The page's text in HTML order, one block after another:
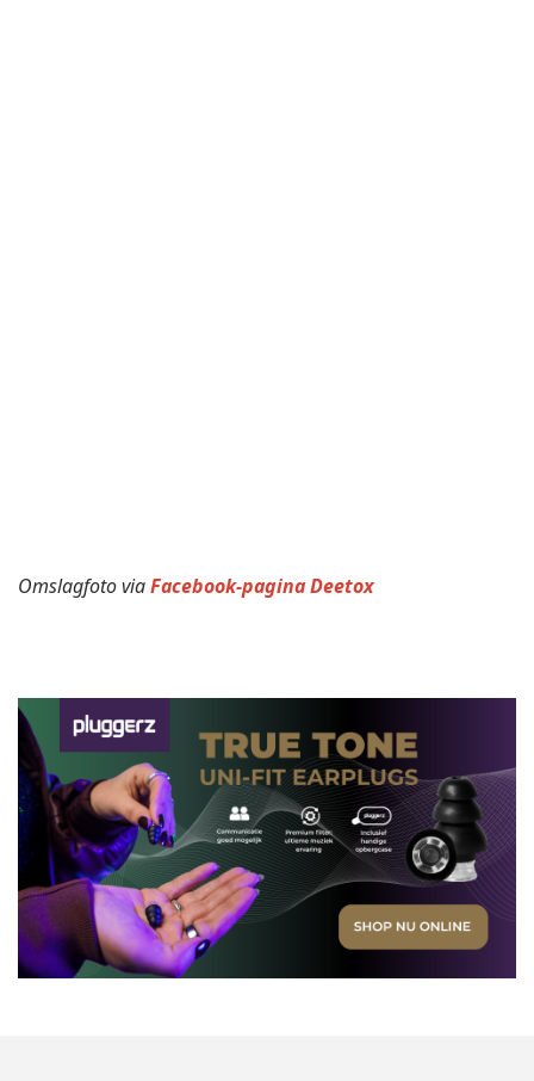
Omslagfoto viaFacebook-pagina Deetox